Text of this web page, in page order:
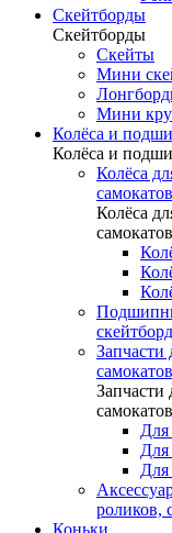
Скейтборды
Скейтборды
Скейты
Мини
Мини
Колёса и
Колёса и
Колёса
самокатов
Колёса
самокатов
Запчасти
самокатов
Запчасти
самокатов
Для
Для
Для
роликов,
Коньки